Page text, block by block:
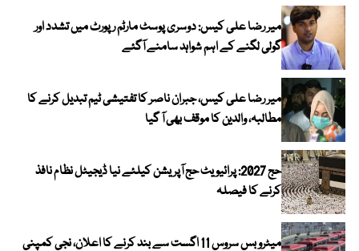
میر رضا علی کیس: دوسری پوسٹ مارٹم رپورٹ میں تشدد اور
گولی لگنے کے اہم شواہد سامنے آگئے
میر رضا علی کیس، جبران ناصر کا تفتیشی ٹیم تبدیل کرنے کا
مطالبہ، والدین کا موقف بھی آ گیا
حج 2027: پرائیویٹ حج آپریشن کیلئے نیا ڈیجیٹل نظام نافذ
کرنے کا فیصلہ
میٹرو بس سروس 11 اگست سے بند کرنے کا اعلان، نجی کمپنی